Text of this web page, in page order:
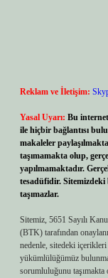
Reklam ve İletişim:
Yasal Uyarı: Bu
ile hiçbir bağlantısı
makaleler
taşımamakta olup,
yapılmamaktadır.
tesadüfidir.
taşımazlar.
Sitemiz, 5651 Sayılı
(BTK) tarafından
nedenle, sitedeki
yükümlülüğümüz
sorumluluğunu